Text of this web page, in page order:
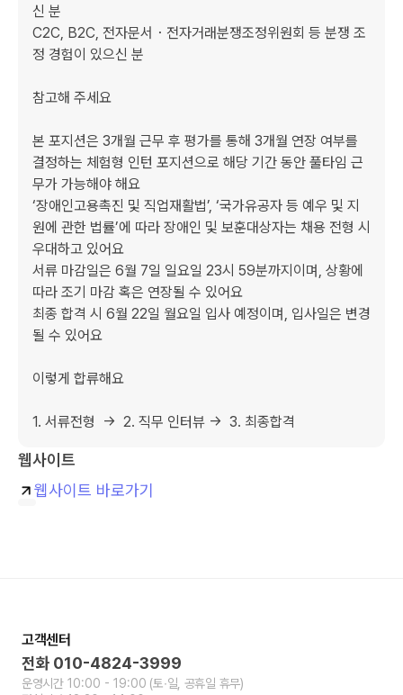
신 분
C2C, B2C, 전자문서・전자거래분쟁조정위원회 등 분쟁 조
정 경험이 있으신 분
참고해 주세요
본 포지션은 3개월 근무 후 평가를 통해 3개월 연장 여부를
결정하는 체험형 인턴 포지션으로 해당 기간 동안 풀타임 근
무가 가능해야 해요
‘장애인고용촉진 및 직업재활법’, ‘국가유공자 등 예우 및 지
원에 관한 법률’에 따라 장애인 및 보훈대상자는 채용 전형 시
우대하고 있어요
서류 마감일은 6월 7일 일요일 23시 59분까지이며, 상황에
따라 조기 마감 혹은 연장될 수 있어요
최종 합격 시 6월 22일 월요일 입사 예정이며, 입사일은 변경
될 수 있어요
이렇게 합류해요
1. 서류전형  →  2. 직무 인터뷰 →  3. 최종합격
웹사이트
웹사이트 바로가기
고객센터
전화 010-4824-3999
운영시간 10:00 - 19:00 (토∙일, 공휴일 휴무)